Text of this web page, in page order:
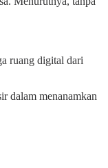
ruang digital dari
dalam menanamkan